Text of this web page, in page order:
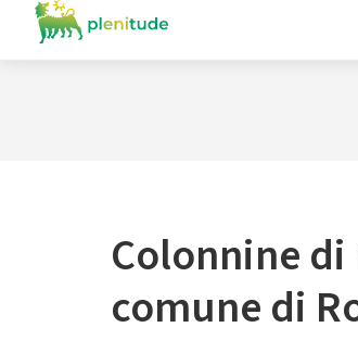
Colonnine
comune di